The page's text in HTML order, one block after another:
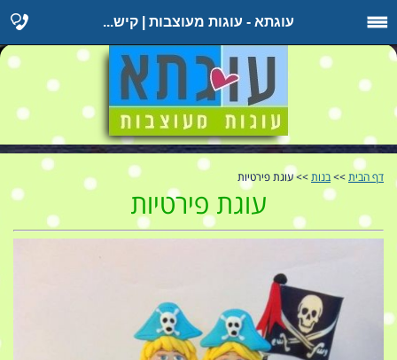
עוגתא - עוגות מעוצבות | קיש...
דף הבית >> בנות >> עוגת פירטיות
עוגת פירטיות